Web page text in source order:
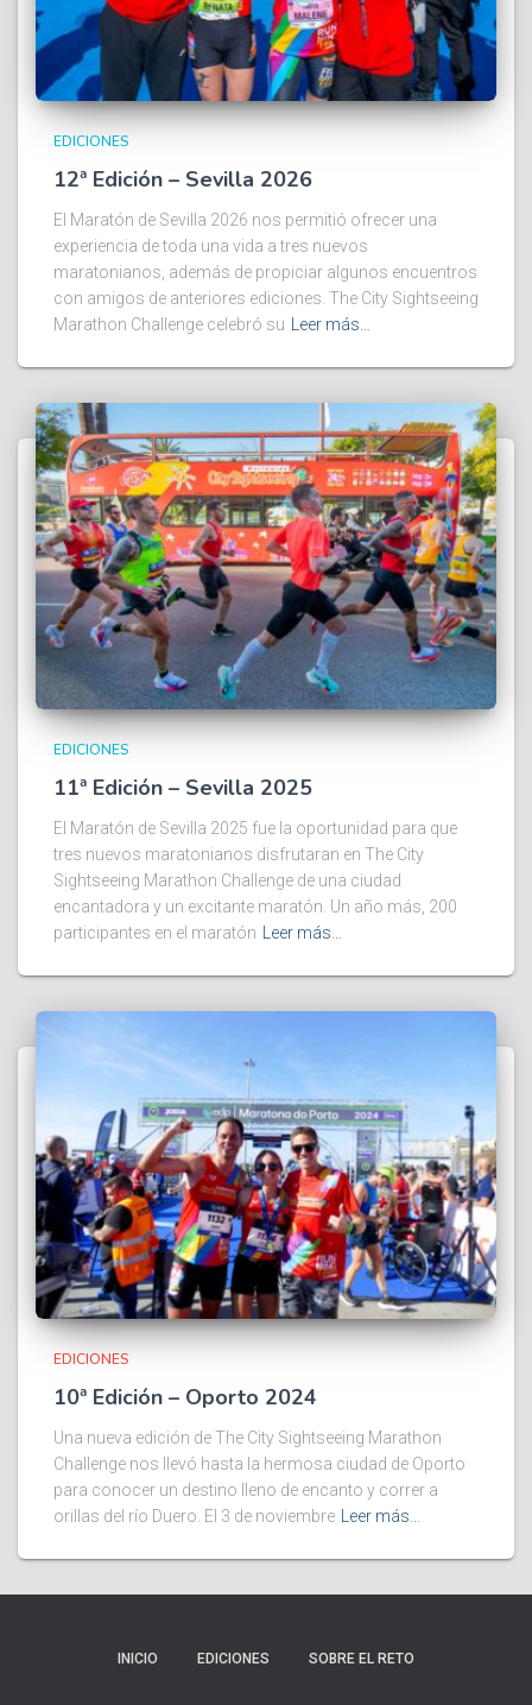
EDICIONES
12ª Edición – Sevilla 2026
El Maratón de Sevilla 2026 nos permitió ofrecer una
experiencia de toda una vida a tres nuevos
maratonianos, además de propiciar algunos encuentros
con amigos de anteriores ediciones. The City Sightseeing
Marathon Challenge celebró su
Leer más…
EDICIONES
11ª Edición – Sevilla 2025
El Maratón de Sevilla 2025 fue la oportunidad para que
tres nuevos maratonianos disfrutaran en The City
Sightseeing Marathon Challenge de una ciudad
encantadora y un excitante maratón. Un año más, 200
participantes en el maratón Leer más…
EDICIONES
10ª Edición – Oporto 2024
Una nueva edición de The City Sightseeing Marathon
Challenge nos llevó hasta la hermosa ciudad de Oporto
para conocer un destino lleno de encanto y correr a
orillas del río Duero. El 3 de noviembre
Leer más…
INICIO EDICIONES SOBRE EL RETO